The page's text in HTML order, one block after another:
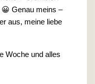
😀 Genau meins –
aus, meine liebe
Woche und alles